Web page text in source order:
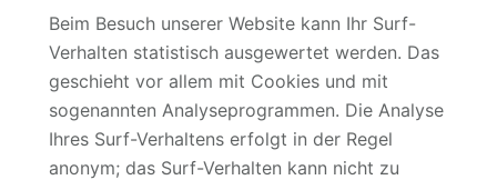
Beim Besuch unserer Website kann Ihr Surf-
Verhalten statistisch ausgewertet werden. Das
geschieht vor allem mit Cookies und mit
sogenannten Analyseprogrammen. Die Analyse
Ihres Surf-Verhaltens erfolgt in der Regel
anonym; das Surf-Verhalten kann nicht zu